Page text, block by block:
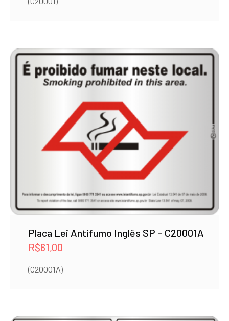
Placa Lei Antifumo Inglês SP – C20001A
R$61,00
(C20001A)